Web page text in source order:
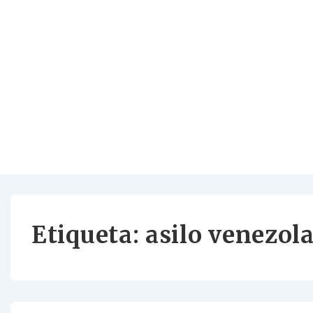
Etiqueta: asilo